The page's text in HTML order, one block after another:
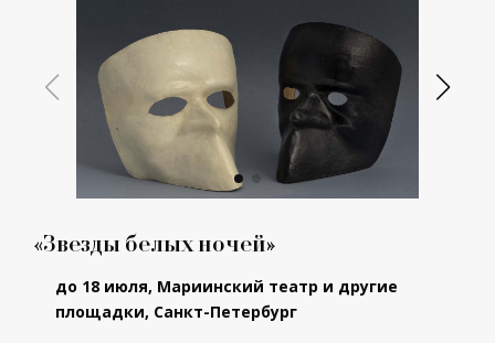
«Звезды белых ночей»
до 18 июля, Мариинский театр и другие
площадки, Санкт-Петербург